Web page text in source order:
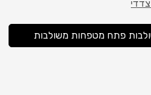
פתח מטפחות משולבות